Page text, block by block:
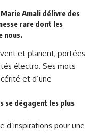
Amali délivre des
rare dont les
nous.
et planent, portées
électro. Ses mots
et d’une
se dégagent les plus
d’inspirations pour une